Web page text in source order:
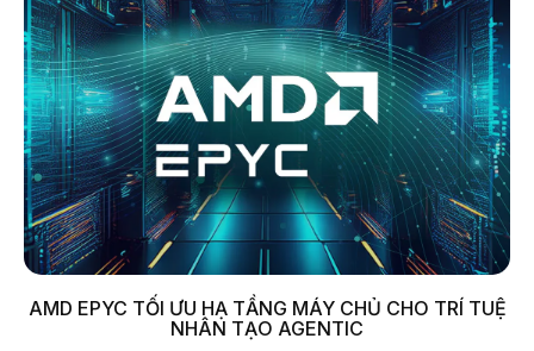
AMD EPYC TỐI ƯU HẠ TẦNG MÁY CHỦ CHO TRÍ TUỆ
NHÂN TẠO AGENTIC